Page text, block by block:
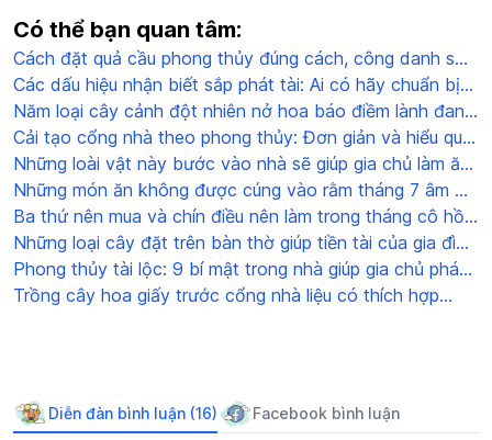
Có thể bạn quan tâm:
Cách đặt quả cầu phong thủy đúng cách, công danh sự
nghiệp thăng tiến phát triển
Các dấu hiệu nhận biết sắp phát tài: Ai có hãy chuẩn bị
tinh thần đón nhận
Năm loại cây cảnh đột nhiên nở hoa báo điềm lành đang
đến: Gia chủ cần chuẩn bị
Cải tạo cổng nhà theo phong thủy: Đơn giản và hiểu quả
cực bất ngờ
Những loài vật này bước vào nhà sẽ giúp gia chủ làm ăn
phát đạt, giàu có đi lên
Những món ăn không được cúng vào rằm tháng 7 âm đó
là gì?
Ba thứ nên mua và chín điều nên làm trong tháng cô hồn
để được bình an và may mắn
Những loại cây đặt trên bàn thờ giúp tiền tài của gia đình
tiền vào như nước
Phong thủy tài lộc: 9 bí mật trong nhà giúp gia chủ phát
tài
Trồng cây hoa giấy trước cổng nhà liệu có thích hợp
Diễn đàn bình luận (16) Facebook bình luận